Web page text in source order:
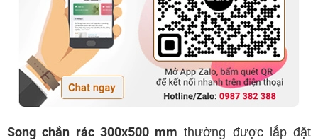
Song chắn rác 300x500 mm thường được lắp đặt